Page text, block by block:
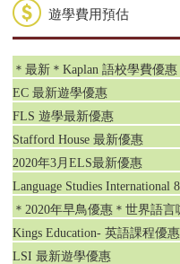
遊學費用預估
＊最新＊Kaplan 語校學費優惠
EC 最新遊學優惠
FLS 遊學最新優惠
Stafford House 最新優惠
2020年3月ELS最新優惠
Language Studies International
＊2020年早鳥優惠＊世界語言
Kings Education- 英語課程優
LSI 最新遊學優惠